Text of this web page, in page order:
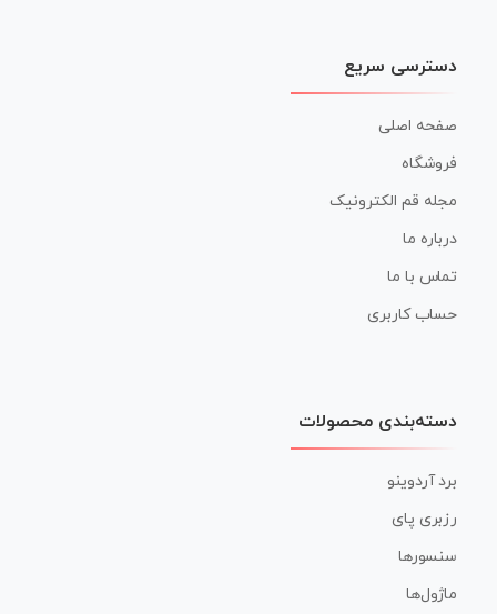
دسترسی سریع
صفحه اصلی
فروشگاه
مجله قم الکترونیک
درباره ما
تماس با ما
حساب کاربری
دسته‌بندی محصولات
برد آردوینو
رزبری پای
سنسورها
ماژول‌ها